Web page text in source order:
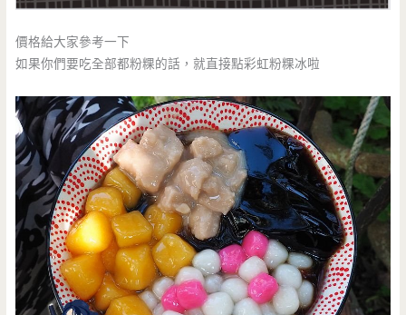
價格給大家參考一下
如果你們要吃全部都粉粿的話，就直接點彩虹粉粿冰啦